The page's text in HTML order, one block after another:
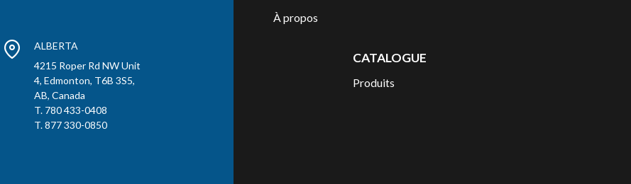
ALBERTA
4215 Roper Rd NW Unit
4, Edmonton, T6B 3S5,
AB, Canada
T. 780 433-0408
T. 877 330-0850
À propos
CATALOGUE
Produits